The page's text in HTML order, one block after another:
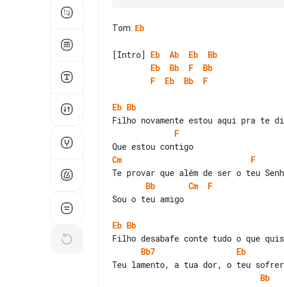
Tom: Eb
[Intro] Eb Ab Eb
Bb
Eb
Bb F
Bb
F
Eb Bb F
Eb Bb
F
Cm
F
Bb
Cm
F
Sou o teu amigo
Eb Bb
Bb7
Eb
Bb